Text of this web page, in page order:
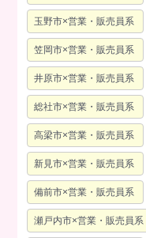
玉野市×営業・販売員系
笠岡市×営業・販売員系
井原市×営業・販売員系
総社市×営業・販売員系
高梁市×営業・販売員系
新見市×営業・販売員系
備前市×営業・販売員系
瀬戸内市×営業・販売員系